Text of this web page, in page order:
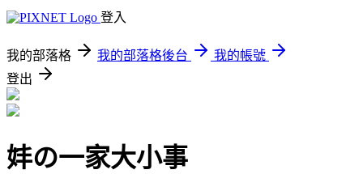
登入
我的部落格 我的部落格後台
我的帳號
登出
妦の一家大小事